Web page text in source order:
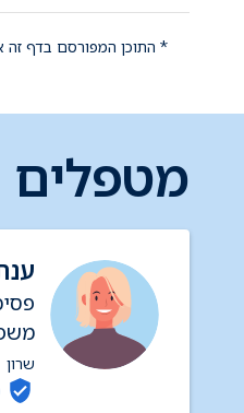
* התוכן המפורסם בדף זה
מטפלים
שרון